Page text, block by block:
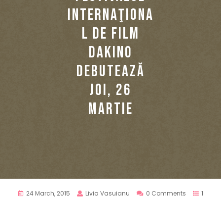
INTERNAŢIONA
L DE FILM
DAKINO
DEBUTEAZĂ
JOI, 26
MARTIE
24 March, 2015 Livia Vasuianu 0 Comments
1